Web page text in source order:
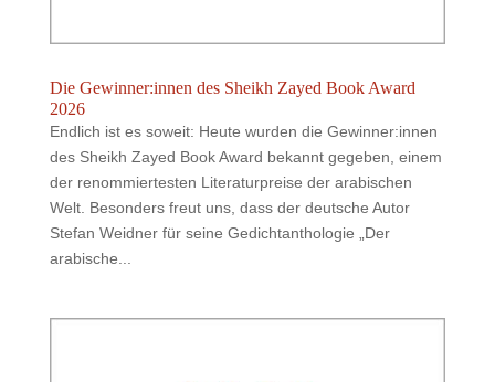
Die Gewinner:innen des Sheikh Zayed Book Award
2026
Endlich ist es soweit: Heute wurden die Gewinner:innen
des Sheikh Zayed Book Award bekannt gegeben, einem
der renommiertesten Literaturpreise der arabischen
Welt. Besonders freut uns, dass der deutsche Autor
Stefan Weidner für seine Gedichtanthologie „Der
arabische...